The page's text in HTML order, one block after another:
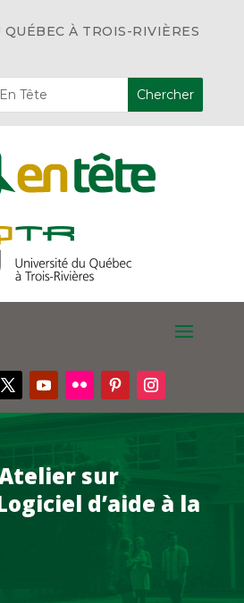
À TROIS-RIVIÈRES
Atelier sur
d’aide à la